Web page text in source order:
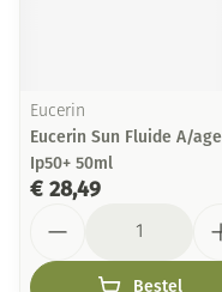
Eucerin
Eucerin Sun Fluide A/age
Ip50+ 50ml
€ 28,49
Bestel